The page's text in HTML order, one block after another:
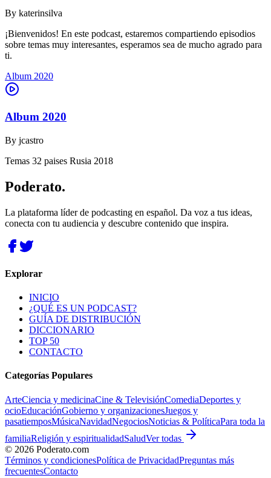
By katerinsilva
¡Bienvenidos! En este podcast, estaremos compartiendo episodios
sobre temas muy interesantes, esperamos sea de mucho agrado para
ti.
Album 2020
Album 2020
By jcastro
Temas 32 paises Rusia 2018
Poderato.
La plataforma líder de podcasting en español. Da voz a tus ideas,
conecta con tu audiencia y descubre contenido que inspira.
Explorar
INICIO
¿QUÉ ES UN PODCAST?
GUÍA DE DISTRIBUCIÓN
DICCIONARIO
TOP 50
CONTACTO
Categorías Populares
ArteCiencia y medicinaCine & TelevisiónComediaDeportes y
ocioEducaciónGobierno y organizacionesJuegos y
pasatiemposMúsicaNavidadNegociosNoticias & PolíticaPara toda la
familiaReligión y espiritualidadSaludVer todas
© 2026 Poderato.com
Términos y condicionesPolítica de PrivacidadPreguntas más
frecuentesContacto